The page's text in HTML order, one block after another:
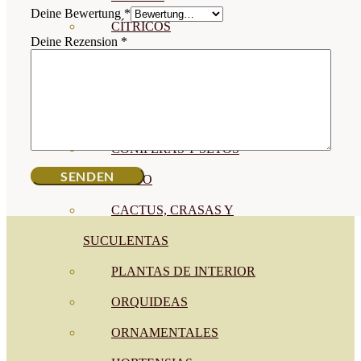
CÍTRICOS
CONÍFERAS Y SETOS
OLIVO
CACTUS, CRASAS Y
SUCULENTAS
PLANTAS DE INTERIOR
ORQUIDEAS
ORNAMENTALES
Deine Bewertung *
Deine Rezension *